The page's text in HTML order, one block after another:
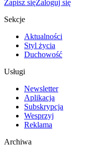
Zapisz sięZaloguj się
Sekcje
Aktualności
Styl życia
Duchowość
Usługi
Newsletter
Aplikacja
Subskrypcja
Wesprzyj
Reklama
Archiwa